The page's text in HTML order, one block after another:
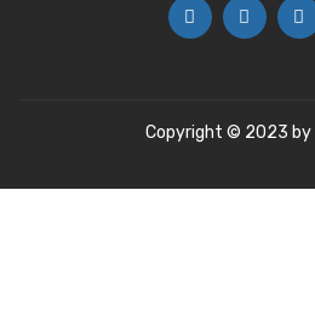
Copyright © 2023 by